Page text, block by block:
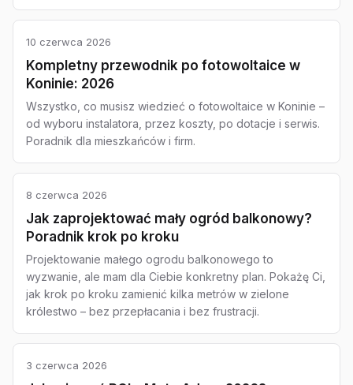
10 czerwca 2026
Kompletny przewodnik po fotowoltaice w
Koninie: 2026
Wszystko, co musisz wiedzieć o fotowoltaice w Koninie –
od wyboru instalatora, przez koszty, po dotacje i serwis.
Poradnik dla mieszkańców i firm.
8 czerwca 2026
Jak zaprojektować mały ogród balkonowy?
Poradnik krok po kroku
Projektowanie małego ogrodu balkonowego to
wyzwanie, ale mam dla Ciebie konkretny plan. Pokażę Ci,
jak krok po kroku zamienić kilka metrów w zielone
królestwo – bez przepłacania i bez frustracji.
3 czerwca 2026